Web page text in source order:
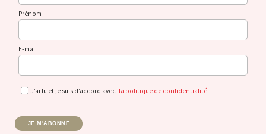
Prénom
E-mail
J’ai lu et je suis d’accord avec la politique de confidentialité
JE M'ABONNE